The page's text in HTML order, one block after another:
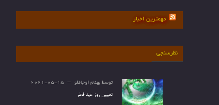
مهمترین اخبار
نظرسنجی
توسط بهنام اوجاقلو 2021-05-15
تعیین روز عید فطر